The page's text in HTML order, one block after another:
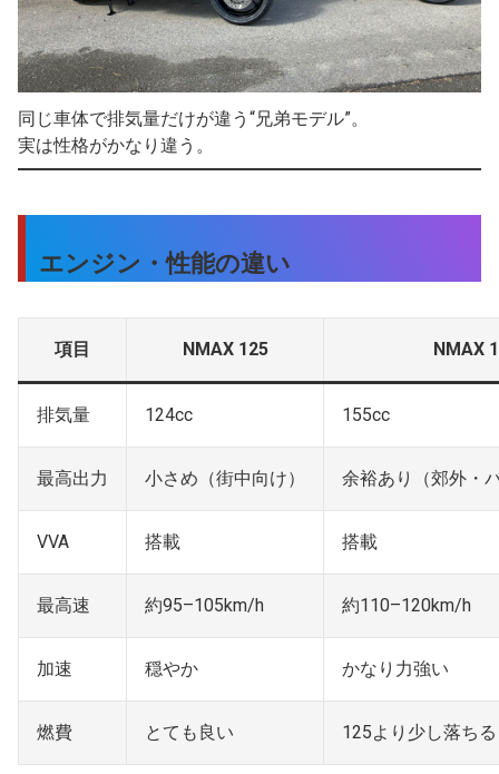
同じ車体で排気量だけが違う“兄弟モデル”。
実は性格がかなり違う。
エンジン・性能の違い
項目 NMAX 125 NMAX
排気量 124cc 155cc
最高出力 小さめ（街中向け） 余裕あり（郊外・
VVA 搭載 搭載
最高速 約95–105km/h 約110–120km/h
加速 穏やか かなり力強い
燃費 とても良い 125より少し落ちる